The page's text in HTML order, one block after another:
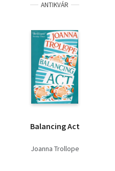
ANTIKVÁR
Balancing Act
Joanna Trollope